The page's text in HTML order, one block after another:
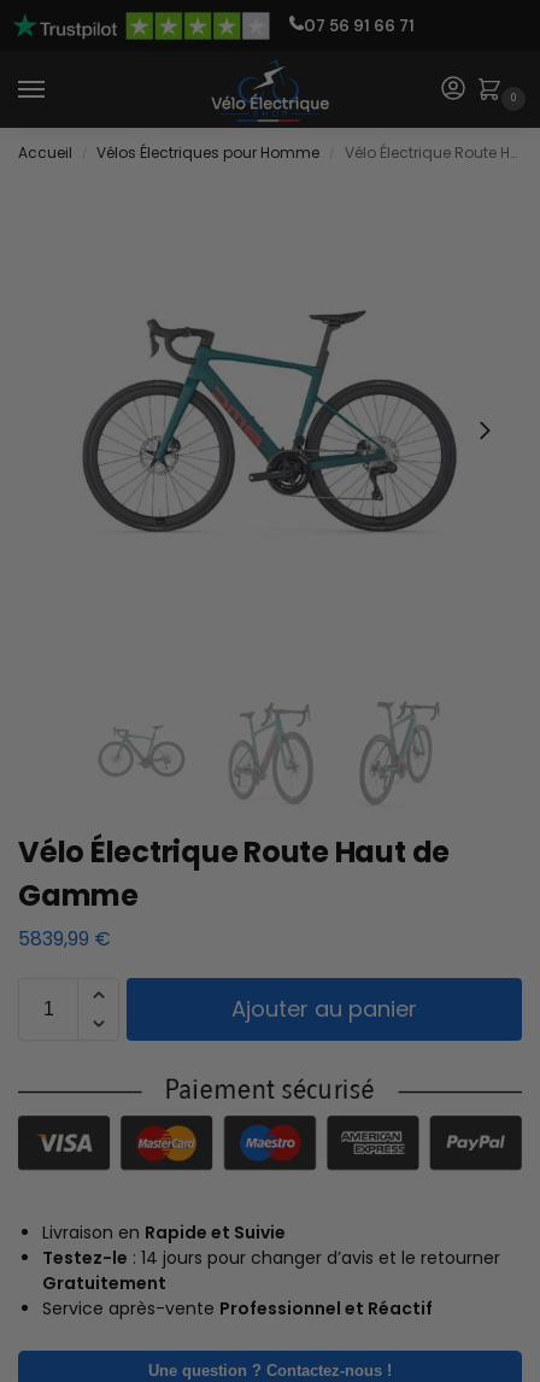
07 56 91 66 71
0
Accueil Vélos Électriques pour Homme Vélo Électrique Route Haut de Gamme
Vélo Électrique Route Haut de
Gamme
5839,99 €
Ajouter au panier
Livraison en Rapide et Suivie
Testez-le : 14 jours pour changer d’avis et le retourner
Gratuitement
Service après-vente Professionnel et Réactif
Une question ? Contactez-nous !